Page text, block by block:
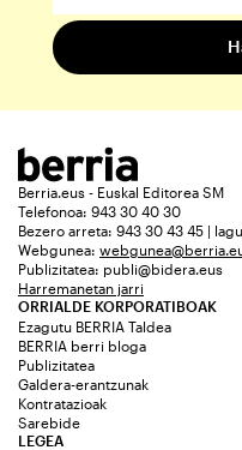
Berria.eus - Euskal Editorea SM
Telefonoa: 943 30 40 30
Bezero arreta: 943 30 43 45 |
Webgunea:
Publizitatea: publi@bidera.eus
Harremanetan jarri
ORRIALDE KORPORATIBOAK
Ezagutu BERRIA Taldea
BERRIA berri bloga
Publizitatea
Galdera-erantzunak
Kontratazioak
Sarebide
LEGEA